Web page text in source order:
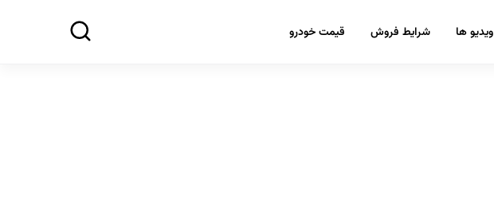
ویدیو ها شرایط فروش قیمت خودرو